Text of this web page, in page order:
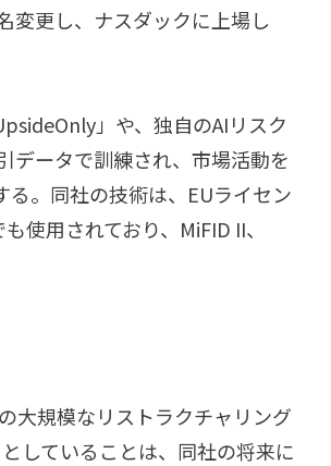
更し、ナスダックに上場し
」や、独自のAIリスク
データで訓練され、市場活動を
。同社の技術は、EUライセン
用されており、MiFID II、
大規模なリストラクチャリング
していることは、同社の将来に